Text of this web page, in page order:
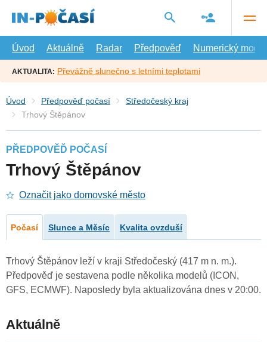
hlavní
Úvod
Aktuálně Radar Předpověď Numerický model
AKTUALITA: Převážně slunečno s letními teplotami
Úvod Předpověď počasí
Středočeský kraj
Trhový Štěpánov
PŘEDPOVĚĎ POČASÍ
Trhový Štěpánov
Označit jako domovské město
Počasí Slunce a Měsíc Kvalita ovzduší
Trhový Štěpánov leží v kraji Středočeský (417 m n. m.).
Předpověď je sestavena podle několika modelů (ICON,
GFS, ECMWF). Naposledy byla aktualizována dnes v 20:00.
Aktuálně